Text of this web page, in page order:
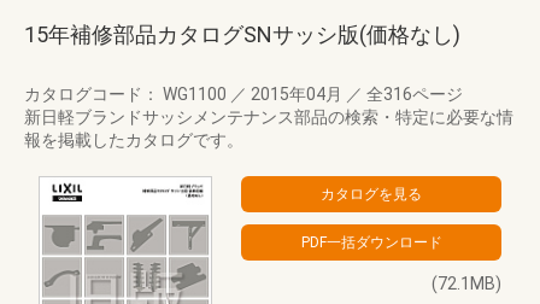
15年補修部品カタログSNサッシ版(価格なし)
カタログコード： WG1100 ／ 2015年04月 ／ 全316ページ
新日軽ブランドサッシメンテナンス部品の検索・特定に必要な情
報を掲載したカタログです。
(72.1MB)